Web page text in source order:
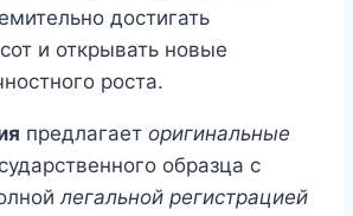
достигать
и открывать новые
роста.
предлагает оригинальные
образца с
легальной регистрацией